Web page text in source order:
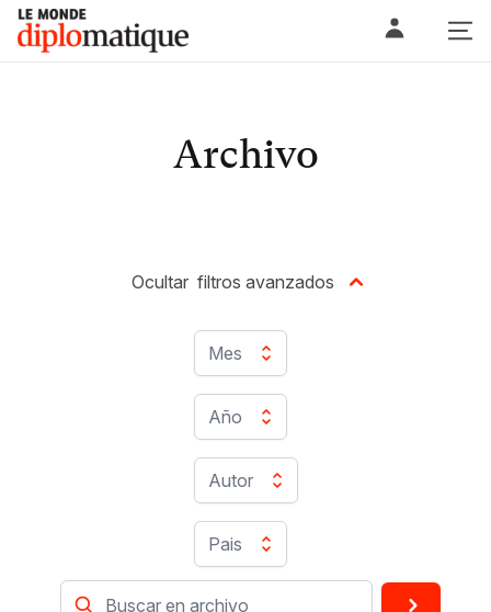
Skip
content
Le monde diplomatique
Archivo
Mes
Año
Autor
Pais
Ocultar filtros avanzados